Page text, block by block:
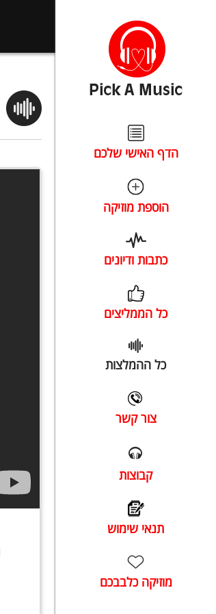
הדף האישי שלכם
הוספת מוזיקה
כתבות ודיונים
כל הממליצים
כל ההמלצות
צור קשר
קבוצות
תנאי שימוש
מוזיקה כלבבכם